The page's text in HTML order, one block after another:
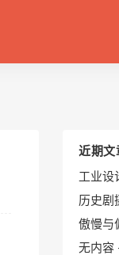
近期文
工业设
历史剧
傲慢与
无内容